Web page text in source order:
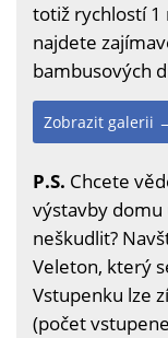
totiž rychlostí 1
najdete
bambusových
Zobrazit galerii
P.S. Chcete
výstavby domu
neškudlit?
Veleton, který
Vstupenku lze
(počet